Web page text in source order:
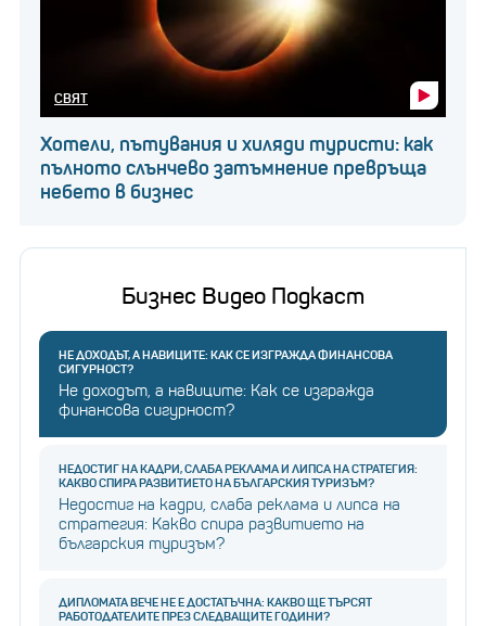
СВЯТ
Хотели, пътувания и хиляди туристи: как
пълното слънчево затъмнение превръща
небето в бизнес
Бизнес Видео Подкаст
НЕ ДОХОДЪТ, А НАВИЦИТЕ: КАК СЕ ИЗГРАЖДА ФИНАНСОВА
СИГУРНОСТ?
Не доходът, а навиците: Как се изгражда
финансова сигурност?
НЕДОСТИГ НА КАДРИ, СЛАБА РЕКЛАМА И ЛИПСА НА СТРАТЕГИЯ:
КАКВО СПИРА РАЗВИТИЕТО НА БЪЛГАРСКИЯ ТУРИЗЪМ?
Недостиг на кадри, слаба реклама и липса на
стратегия: Какво спира развитието на
българския туризъм?
ДИПЛОМАТА ВЕЧЕ НЕ Е ДОСТАТЪЧНА: КАКВО ЩЕ ТЪРСЯТ
РАБОТОДАТЕЛИТЕ ПРЕЗ СЛЕДВАЩИТЕ ГОДИНИ?